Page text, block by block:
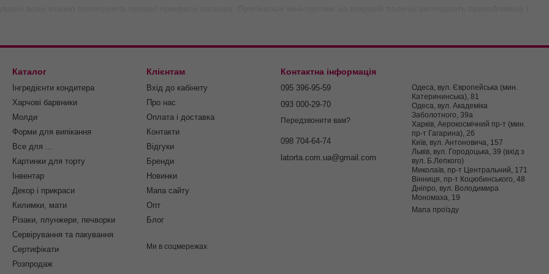
паперові палички виробництва США в упаковці і пластикові від українських виробників. Тут ви можете замовити палички для
значний виграш в ціні. Ми поставляємо інвентар для кондитерів по всій території України. При замовленні товару на суму понад
і кейк-попсів
жовті, рожеві - кольорова гама паличок радує своєю різноманітністю. «Солодкий стіл» кондитери намагаються оформити в якійсь
Тримачі кейк-попсів не повинні виділятися із загальної гами. Для дитячих заходів ідеально підходять яскраві різнокольорові
рішення можна підбирати в тон десерту або, навпаки, контрастне. Білий колір - безпрограшний варіант, який відмінно
замовити все для кейк-попсів: паперові та пластикові палички, силіконові форми, цукрове посипання, мастику для тортів.
адекватна вартість, оперативна доставка - ви будете задоволені співпрацею з нами.
Каталог
Інгредієнти кондитера
Харчові барвники
Молди
Форми для випікання
Все для ...
Картинки для торту
Інвентар
Декор і прикраси
Килимки, мати
Різаки, плунжери, печворки
Сервірування та пакування
Cертифікати
Розпродаж
Клієнтам
Вхід до кабінету
Про нас
Оплата і доставка
Контакти
Відгуки
Бренди
Новинки
Мапа сайту
Опт
Блог
Ми в соцмережах
Контактна інформація
095 396-95-59
093 000-29-70
Передзвонити вам?
098 704-64-74
latorta.com.ua@gmail.com
Одеса, вул. Європейська (мин.
Катерининська), 81
Одеса, вул. Академіка
Заболотного, 39а
Харків, Аерокосмічний пр-т (мин.
пр-т Гагарина), 26
Київ, вул. Антоновича, 157
Львів, вул. Городоцька, 39 (вхід з
вул. Б.Лепкого)
Миколаїв, пр-т Центральний, 171
Вінниця, пр-т Коцюбинського, 48
Дніпро, вул. Володимира
Мономаха, 19
Мапа проїзду